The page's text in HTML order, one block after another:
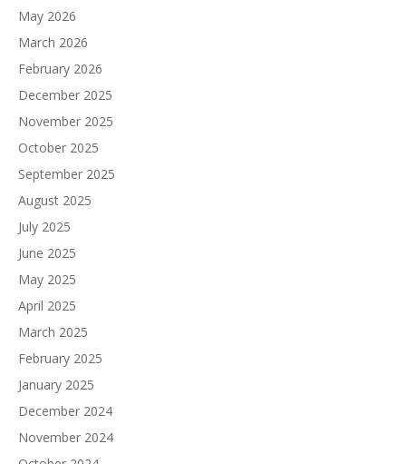
May 2026
March 2026
February 2026
December 2025
November 2025
October 2025
September 2025
August 2025
July 2025
June 2025
May 2025
April 2025
March 2025
February 2025
January 2025
December 2024
November 2024